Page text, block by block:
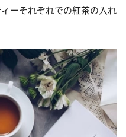
ーそれぞれでの紅茶の入れ